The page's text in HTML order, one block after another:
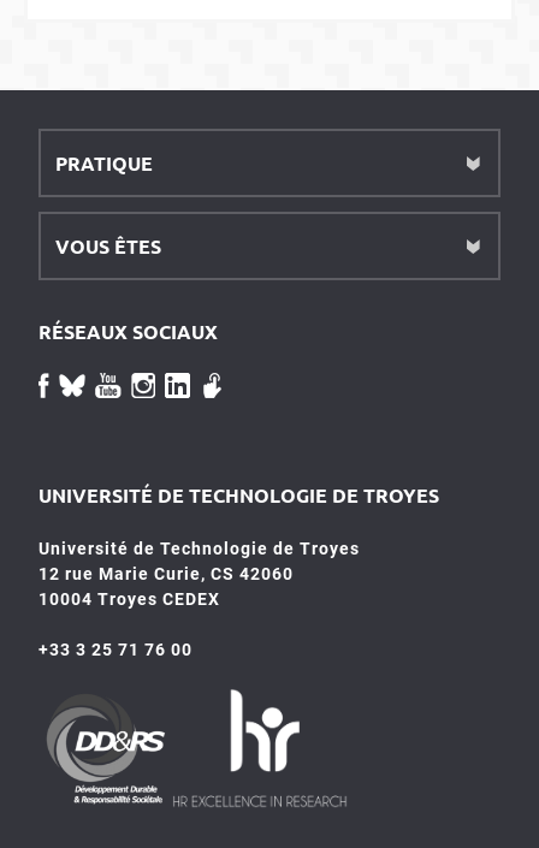
PRATIQUE
VOUS ÊTES
RÉSEAUX SOCIAUX
UNIVERSITÉ DE TECHNOLOGIE DE TROYES
Université de Technologie de Troyes
12 rue Marie Curie, CS 42060
10004 Troyes CEDEX
+33 3 25 71 76 00